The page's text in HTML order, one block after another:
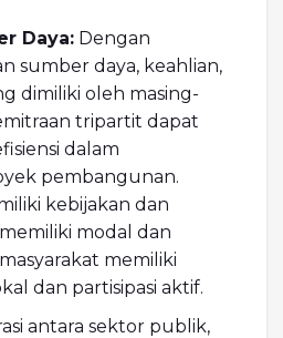
Daya: Dengan
sumber daya, keahlian,
dimiliki oleh masing-
tripartit dapat
dalam
pembangunan.
kebijakan dan
modal dan
memiliki
dan partisipasi aktif.
antara sektor publik,